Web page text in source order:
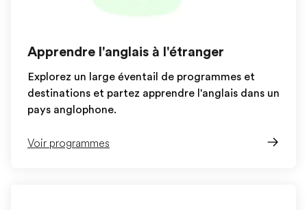
Apprendre l'anglais à l'étranger
Explorez un large éventail de programmes et
destinations et partez apprendre l'anglais dans un
pays anglophone.
Voir programmes